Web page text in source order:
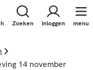
Zoeken Inloggen menu
14 november